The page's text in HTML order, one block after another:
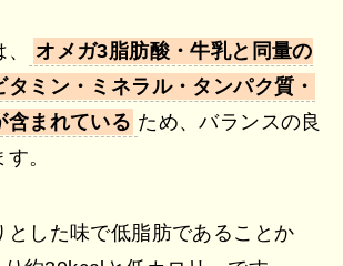
オメガ3脂肪酸・牛乳と同量の
タミン・ミネラル・タンパク質・
含まれている ため、バランスの良
。
とした味で低脂肪であることか